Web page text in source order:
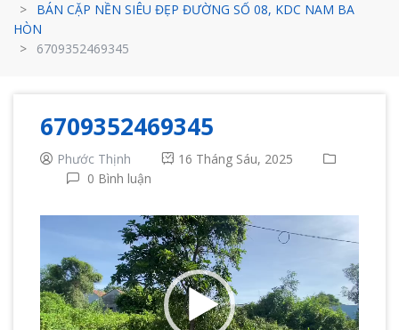
BÁN CẶP NỀN SIÊU ĐẸP ĐƯỜNG SỐ 08, KDC NAM BA
HÒN
6709352469345
6709352469345
Phước Thịnh
16 Tháng Sáu, 2025
0 Bình luận
Video